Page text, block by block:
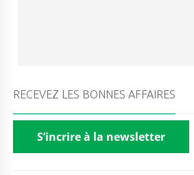
RECEVEZ LES BONNES AFFAIRES
S’incrire à la newsletter